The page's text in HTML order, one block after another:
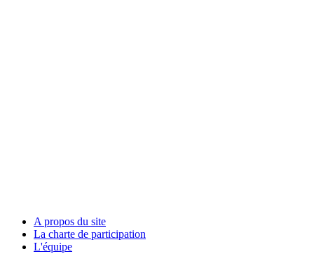
A propos du site
La charte de participation
L'équipe